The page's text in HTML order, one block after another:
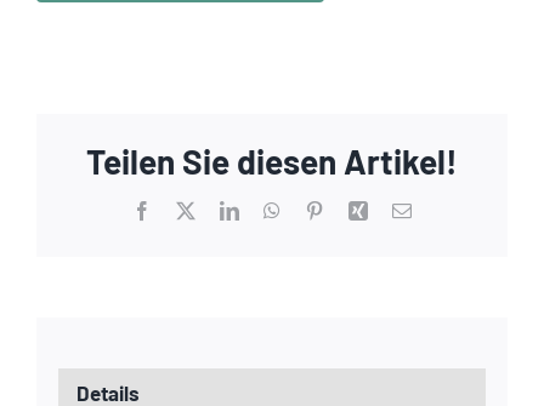
Teilen Sie diesen Artikel!
Facebook LinkedInWhatsApp
PinterestXing E-
Details